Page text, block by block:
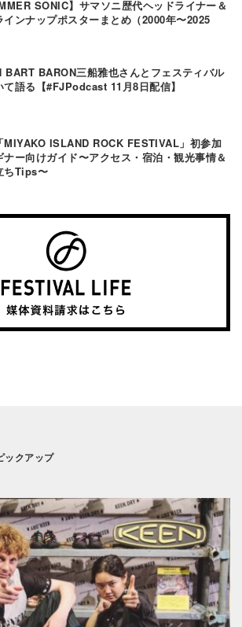
SONIC】サマソニ歴代ヘッドライナー＆
インナップポスターまとめ（2000年〜2025
BART BARON三船雅也さんとフェスティバル
て語る【#FJPodcast 11月8日配信】
MIYAKO ISLAND ROCK FESTIVAL」初参加
ナー向けガイド〜アクセス・宿泊・観光事情＆
ちTips〜
ックアップ